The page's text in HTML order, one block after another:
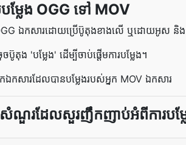
ម្លែង OGG ទៅ MOV
ឯកសារដោយប្រើប៊ូតុងខាងលើ ឬដោយអូស និង
តុង 'បម្លែង' ដើម្បីចាប់ផ្តើមការបម្លែង។
សារដែលបានបម្លែងរបស់អ្នក MOV ឯកសារ
ណួរដែលសួរញឹកញាប់អំពីការបម្ល